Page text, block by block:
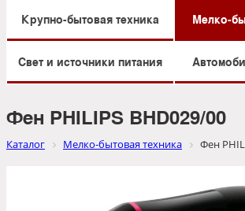
Крупно-бытовая техника Мелко-
Свет и источники питания
Фен PHILIPS BHD029/00
Каталог Мелко-бытовая техника Фен